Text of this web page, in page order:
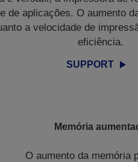
de aplicações. O aumento
a velocidade de
eficiência.
SUPPORT
Memória
O aumento da memória